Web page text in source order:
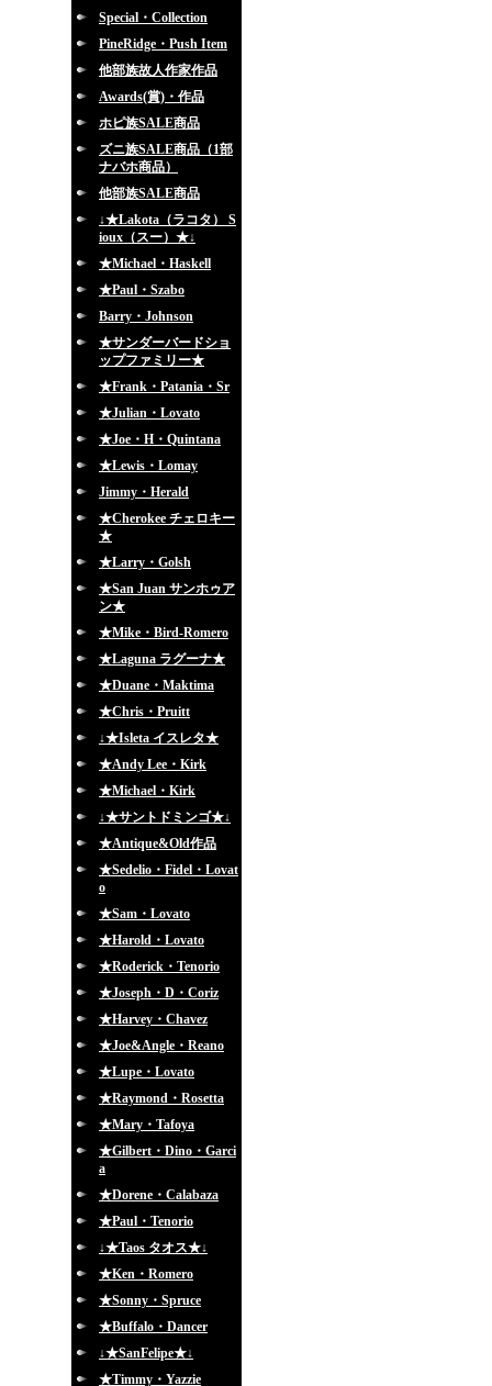
Special・Collection
PineRidge・Push Item
他部族故人作家作品
Awards(賞)・作品
ホピ族SALE商品
ズニ族SALE商品（1部
ナバホ商品）
他部族SALE商品
↓★Lakota（ラコタ） S
ioux（スー）★↓
★Michael・Haskell
★Paul・Szabo
Barry・Johnson
★サンダーバードショ
ップファミリー★
★Frank・Patania・Sr
★Julian・Lovato
★Joe・H・Quintana
★Lewis・Lomay
Jimmy・Herald
★Cherokee チェロキー
★
★Larry・Golsh
★San Juan サンホゥア
ン★
★Mike・Bird-Romero
★Laguna ラグーナ★
★Duane・Maktima
★Chris・Pruitt
↓★Isleta イスレタ★
★Andy Lee・Kirk
★Michael・Kirk
↓★サントドミンゴ★↓
★Antique&Old作品
★Sedelio・Fidel・Lovat
o
★Sam・Lovato
★Harold・Lovato
★Roderick・Tenorio
★Joseph・D・Coriz
★Harvey・Chavez
★Joe&Angle・Reano
★Lupe・Lovato
★Raymond・Rosetta
★Mary・Tafoya
★Gilbert・Dino・Garci
a
★Dorene・Calabaza
★Paul・Tenorio
↓★Taos タオス★↓
★Ken・Romero
★Sonny・Spruce
★Buffalo・Dancer
↓★SanFelipe★↓
★Timmy・Yazzie